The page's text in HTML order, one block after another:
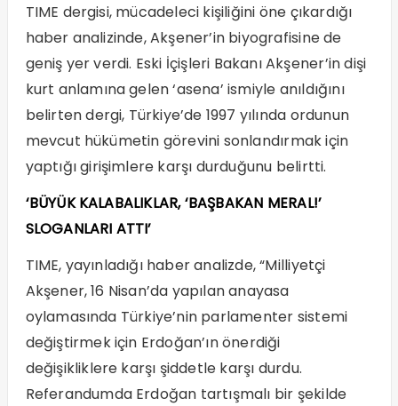
TIME dergisi, mücadeleci kişiliğini öne çıkardığı
haber analizinde, Akşener’in biyografisine de
geniş yer verdi. Eski İçişleri Bakanı Akşener’in dişi
kurt anlamına gelen ‘asena’ ismiyle anıldığını
belirten dergi, Türkiye’de 1997 yılında ordunun
mevcut hükümetin görevini sonlandırmak için
yaptığı girişimlere karşı durduğunu belirtti.
‘BÜYÜK KALABALIKLAR, ‘BAŞBAKAN MERAL!’
SLOGANLARI ATTI’
TIME, yayınladığı haber analizde, “Milliyetçi
Akşener, 16 Nisan’da yapılan anayasa
oylamasında Türkiye’nin parlamenter sistemi
değiştirmek için Erdoğan’ın önerdiği
değişikliklere karşı şiddetle karşı durdu.
Referandumda Erdoğan tartışmalı bir şekilde